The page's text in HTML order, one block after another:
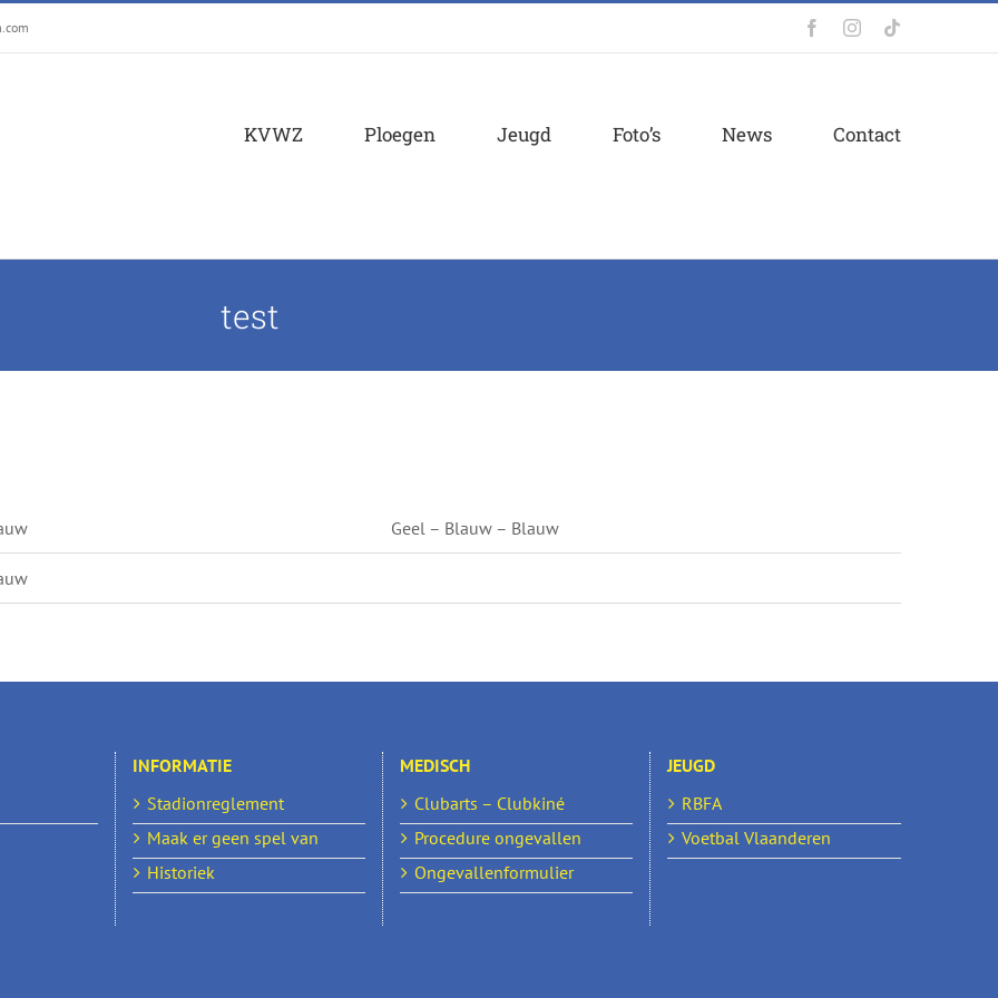
FacebookInstagram
KVWZ Ploegen Jeugd Foto’s News Contact
test
Geel – Blauw – Blauw
INFORMATIE
Stadionreglement
Maak er geen spel van
Historiek
MEDISCH
Clubarts – Clubkiné
Procedure ongevallen
Ongevallenformulier
JEUGD
RBFA
Voetbal Vlaanderen